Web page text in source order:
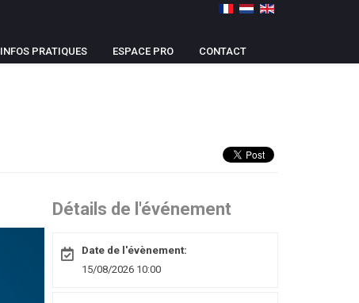
INFOS PRATIQUES ESPACE PRO CONTACT
Détails de l'événement
Date de l'évènement:
15/08/2026 10:00